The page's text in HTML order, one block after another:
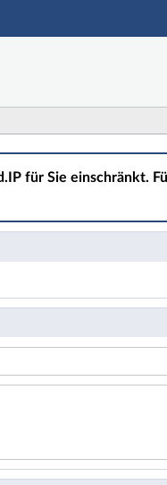
für Sie einschränkt.